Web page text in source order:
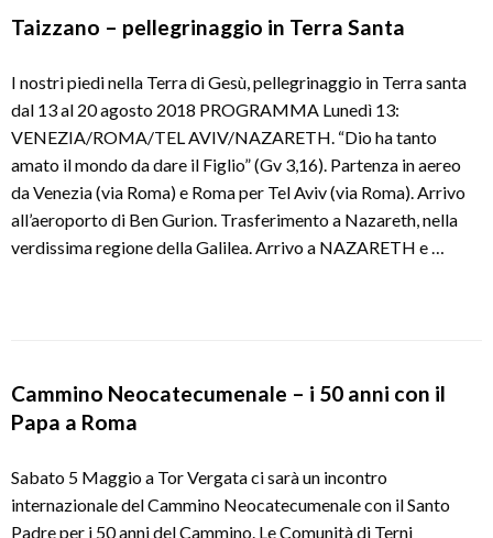
Taizzano – pellegrinaggio in Terra Santa
I nostri piedi nella Terra di Gesù, pellegrinaggio in Terra santa
dal 13 al 20 agosto 2018 PROGRAMMA Lunedì 13:
VENEZIA/ROMA/TEL AVIV/NAZARETH. “Dio ha tanto
amato il mondo da dare il Figlio” (Gv 3,16). Partenza in aereo
da Venezia (via Roma) e Roma per Tel Aviv (via Roma). Arrivo
all’aeroporto di Ben Gurion. Trasferimento a Nazareth, nella
verdissima regione della Galilea. Arrivo a NAZARETH e …
Cammino Neocatecumenale – i 50 anni con il
Papa a Roma
Sabato 5 Maggio a Tor Vergata ci sarà un incontro
internazionale del Cammino Neocatecumenale con il Santo
Padre per i 50 anni del Cammino. Le Comunità di Terni